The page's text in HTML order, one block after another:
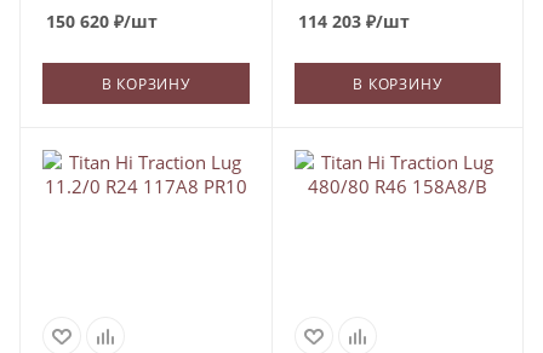
150 620 ₽/шт
В КОРЗИНУ
114 203₽/шт
В КОРЗИНУ